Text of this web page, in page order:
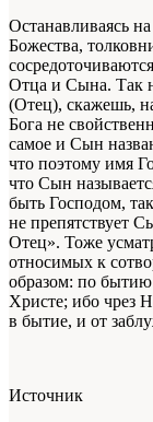
Останавливаясь
Божества,
Отца и Сына. Так
(Отец), скажешь,
Бога не
самое и Сын
что поэтому имя
что Сын
быть Господом,
не препятствует
Отец». Тоже
относимых к
образом: по
Христе; ибо чрез
в бытие, и от
Источник